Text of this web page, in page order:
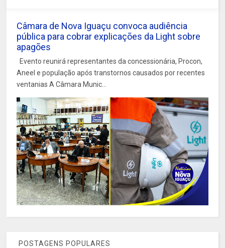
Câmara de Nova Iguaçu convoca audiência
pública para cobrar explicações da Light sobre
apagões
Evento reunirá representantes da concessionária, Procon,
Aneel e população após transtornos causados por recentes
ventanias A Câmara Munic...
POSTAGENS POPULARES